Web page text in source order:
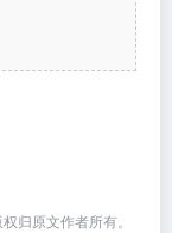
归原文作者所有。